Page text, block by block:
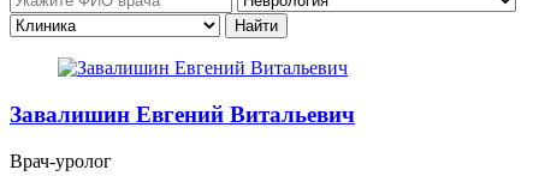
Завалишин Евгений Витальевич
Врач-уролог